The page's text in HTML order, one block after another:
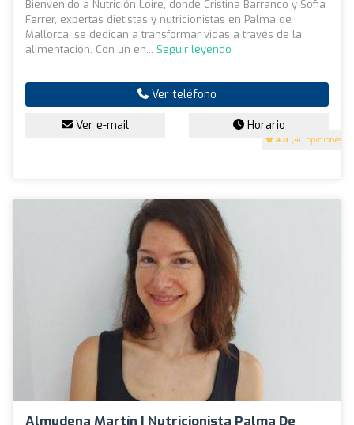
4.8 (46 opiniones)
Bienvenido a Nutrición Loire, donde Cristina Barranco y Sofia
Ferrer, expertas dietistas y nutricionistas en Palma de
Mallorca, se dedican a transformar vidas a través de la
alimentación. Con un en... Seguir leyendo
Ver teléfono
Ver e-mail Horario